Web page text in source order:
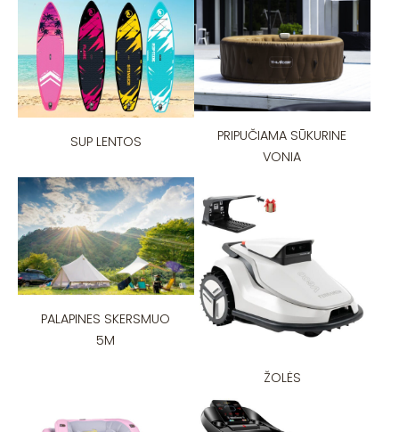
SUP LENTOS
PRIPUČIAMA SŪKURINE
VONIA
PALAPINES SKERSMUO
5M
ŽOLĖS